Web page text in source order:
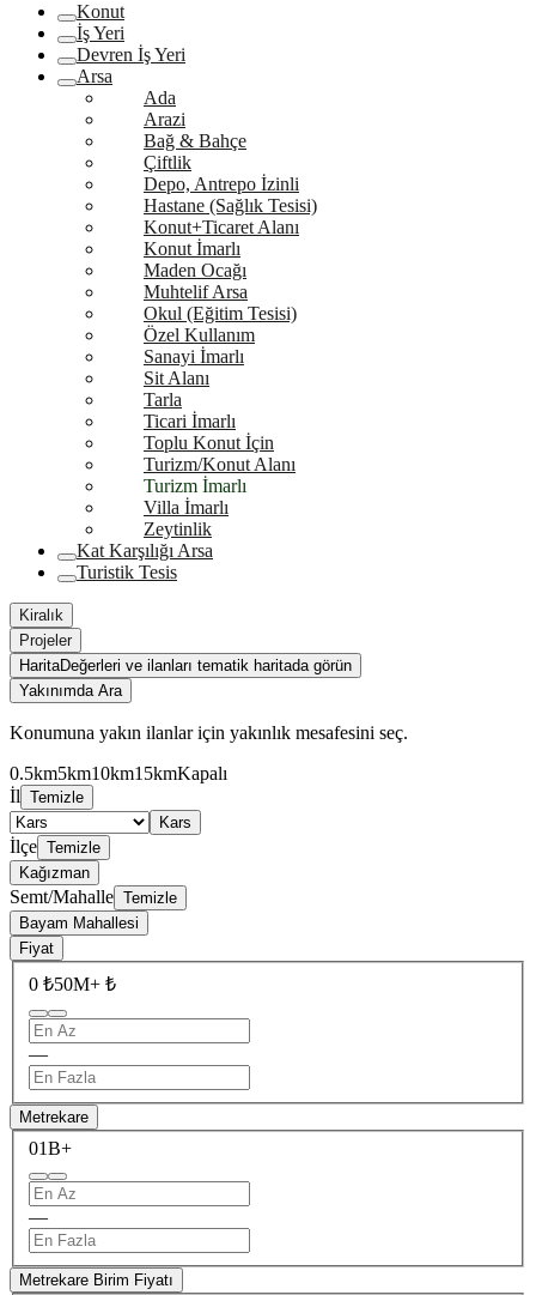
Konut
İş Yeri
Devren İş Yeri
Arsa
Ada
Arazi
Bağ & Bahçe
Çiftlik
Depo, Antrepo İzinli
Hastane (Sağlık Tesisi)
Konut+Ticaret Alanı
Konut İmarlı
Maden Ocağı
Muhtelif Arsa
Okul (Eğitim Tesisi)
Özel Kullanım
Sanayi İmarlı
Sit Alanı
Tarla
Ticari İmarlı
Toplu Konut İçin
Turizm/Konut Alanı
Turizm İmarlı
Villa İmarlı
Zeytinlik
Kat Karşılığı Arsa
Turistik Tesis
Kiralık
Projeler
HaritaDeğerleri ve ilanları tematik haritada görün
Yakınımda Ara
Konumuna yakın ilanlar için yakınlık mesafesini seç.
0.5km5km10km15kmKapalı
İl Temizle
Kars
İlçe Temizle
Kağızman
Semt/Mahalle Temizle
Bayam Mahallesi
Fiyat
0 ₺50M+ ₺
—
Metrekare
01B+
—
Metrekare Birim Fiyatı